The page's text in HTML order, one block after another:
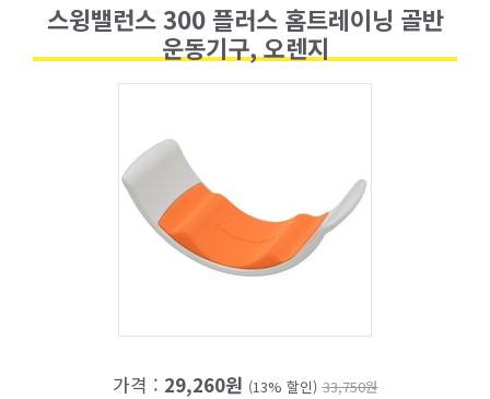
스윙밸런스 300 플러스 홈트레이닝 골반
운동기구, 오렌지
가격 : 29,260원 (13% 할인) 33,750원